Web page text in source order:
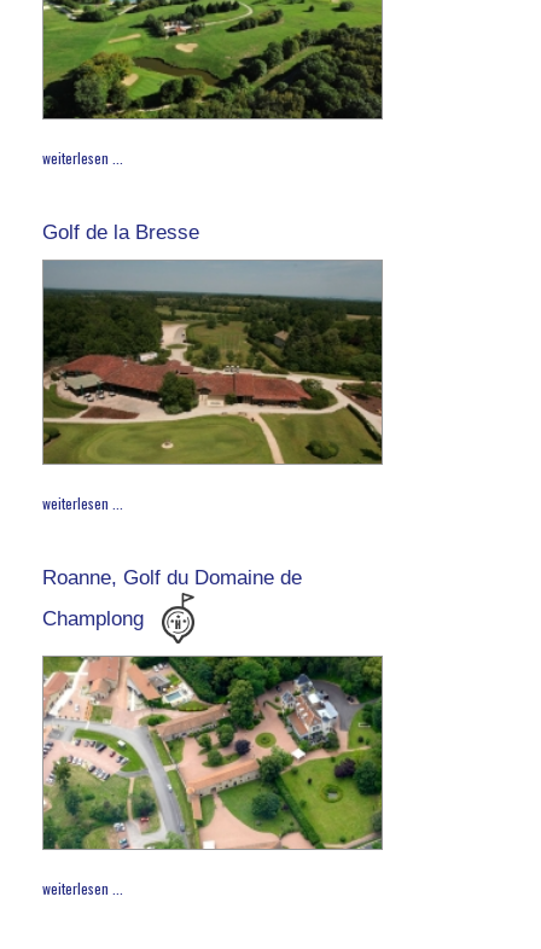
weiterlesen ...
Golf de la Bresse
weiterlesen ...
Roanne, Golf du Domaine de
Champlong
weiterlesen ...